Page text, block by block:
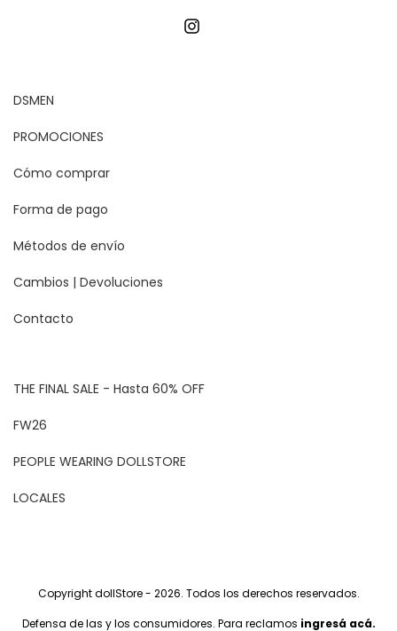
DSMEN
PROMOCIONES
Cómo comprar
Forma de pago
Métodos de envío
Cambios | Devoluciones
Contacto
THE FINAL SALE - Hasta 60% OFF
FW26
PEOPLE WEARING DOLLSTORE
LOCALES
Copyright dollStore - 2026. Todos los derechos reservados.
Defensa de las y los consumidores. Para reclamos ingresá acá.